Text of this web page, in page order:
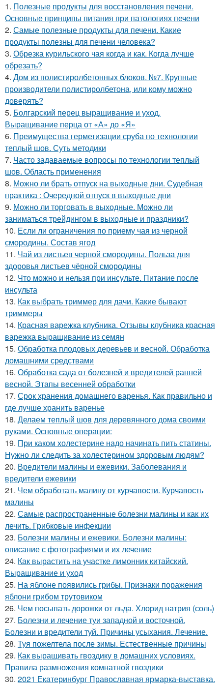
1. Полезные продукты для восстановления печени.
Основные принципы питания при патологиях печени
2. Самые полезные продукты для печени. Какие
продукты полезны для печени человека?
3. Обрезка курильского чая когда и как. Когда лучше
обрезать?
4. Дом из полистиролбетонных блоков. №7. Крупные
производители полистиролбетона, или кому можно
доверять?
5. Болгарский перец выращивание и уход.
Выращивание перца от «А» до «Я»
6. Преимущества герметизации сруба по технологии
теплый шов. Суть методики
7. Часто задаваемые вопросы по технологии теплый
шов. Область применения
8. Можно ли брать отпуск на выходные дни. Судебная
практика : Очередной отпуск в выходные дни
9. Можно ли торговать в выходные. Можно ли
заниматься трейдингом в выходные и праздники?
10. Если ли ограничения по приему чая из черной
смородины. Состав ягод
11. Чай из листьев черной смородины. Польза для
здоровья листьев чёрной смородины
12. Что можно и нельзя при инсульте. Питание после
инсульта
13. Как выбрать триммер для дачи. Какие бывают
триммеры
14. Красная варежка клубника. Отзывы клубника красная
варежка выращивание из семян
15. Обработка плодовых деревьев и весной. Обработка
домашними средствами
16. Обработка сада от болезней и вредителей ранней
весной. Этапы весенней обработки
17. Срок хранения домашнего варенья. Как правильно и
где лучше хранить варенье
18. Делаем теплый шов для деревянного дома своими
руками. Основные операции:
19. При каком холестерине надо начинать пить статины.
Нужно ли следить за холестерином здоровым людям?
20. Вредители малины и ежевики. Заболевания и
вредители ежевики
21. Чем обработать малину от курчавости. Курчавость
малины
22. Самые распространенные болезни малины и как их
лечить. Грибковые инфекции
23. Болезни малины и ежевики. Болезни малины:
описание с фотографиями и их лечение
24. Как вырастить на участке лимонник китайский.
Выращивание и уход
25. На яблоне появились грибы. Признаки поражения
яблони грибом трутовиком
26. Чем посыпать дорожки от льда. Хлорид натрия (соль)
27. Болезни и лечение туи западной и восточной.
Болезни и вредители туй. Причины усыхания. Лечение.
28. Туя пожелтела после зимы. Естественные причины
29. Как выращивать гвоздику в домашних условиях.
Правила размножения комнатной гвоздики
30. 2021 Екатеринбург Православная ярмарка-выставка.